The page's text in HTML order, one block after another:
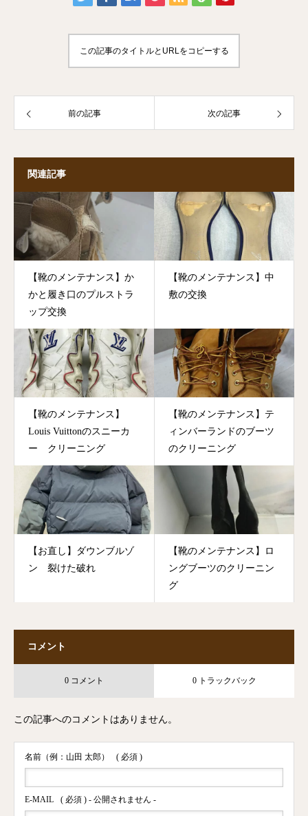
この記事のタイトルとURLをコピーする
前の記事 次の記事
関連記事
【靴のメンテナンス】か
かと履き口のプルストラ
ップ交換
【靴のメンテナンス】中
敷の交換
【靴のメンテナンス】
Louis Vuittonのスニーカ
ー クリーニング
【靴のメンテナンス】テ
ィンバーランドのブーツ
のクリーニング
【お直し】ダウンブルゾ
ン 裂けた破れ
【靴のメンテナンス】ロ
ングブーツのクリーニン
グ
コメント
0 コメント 0 トラックバック
この記事へのコメントはありません。
名前（例：山田 太郎） ( 必須 )
E-MAIL ( 必須 ) - 公開されません -